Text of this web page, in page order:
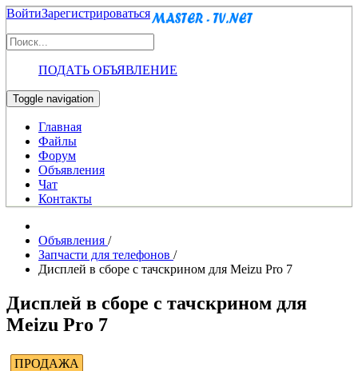
ВойтиЗарегистрироваться
ПОДАТЬ ОБЪЯВЛЕНИЕ
Toggle navigation
Главная
Файлы
Форум
Объявления
Чат
Контакты
Объявления /
Запчасти для телефонов /
Дисплей в сборе с тачскрином для Meizu Pro 7
Дисплей в сборе с тачскрином для
Meizu Pro 7
ПРОДАЖА